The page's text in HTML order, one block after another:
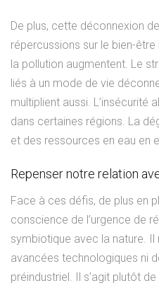
De plus, cette déconnexion
répercussions sur le bien-
la pollution augmentent. Le
liés à un mode de vie
multiplient aussi. L’insécurité
dans certaines régions. La
et des ressources en eau en
Repenser notre relation
Face à ces défis, de plus en
conscience de l’urgence de
symbiotique avec la nature. Il
avancées technologiques ni
préindustriel. Il s’agit plutôt